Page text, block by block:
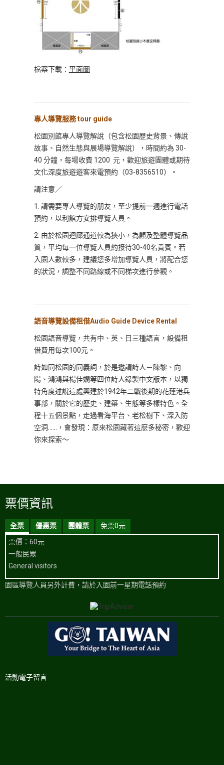
檔案下載： 平面圖
專人導覽服務 tour guide
松園別館專人導覽解說（包含松園歷史背景、傳說
故事、自然生態與展場導覽解說），時間約為 30-
40 分鐘，每場收費 1200 元，歡迎旅遊團體或期待
文化深度旅遊遊客來電預約（03-8356510）。
請注意／
1. 請需要專人導覽的朋友，至少提前一週進行電話
預約，以利館方安排導覽人員。
2. 由於松園迴廊通道較為狹小，為顧及整體導覽品
質，平均每一位導覽人員約接待30-40名貴賓。若
入園人數較多，建議您多增加導覽人員，將配合您
的狀況，調整不同路線或不同梯次進行參觀。
語音導覽設備租借Audio Guide Device Rental
松園語音導覽，共有中、英、日三種語言，設備租
借費用每次100元。
詩如同松園的同義詞，於是邀請詩人－陳黎、向
陽、鴻鴻與楊佳嫻等四位詩人錄製中文版本，以獨
特角度述說這處興建於1942年二戰後期的花蓮港兵
事部，關於它的歷史、建築、生態等多樣特色。全
程十五個景點，走過看海平台、老松樹下、深入防
空洞……，會發現：原來松園藏著這麼多秘密，歡迎
你來探索～
票價資訊
全票 優惠票 團體票
免票0元
票價：60元
一般民眾
General visitors
園區導覽人員另外計費，請於入園前一星期電話預約
活動電子留言